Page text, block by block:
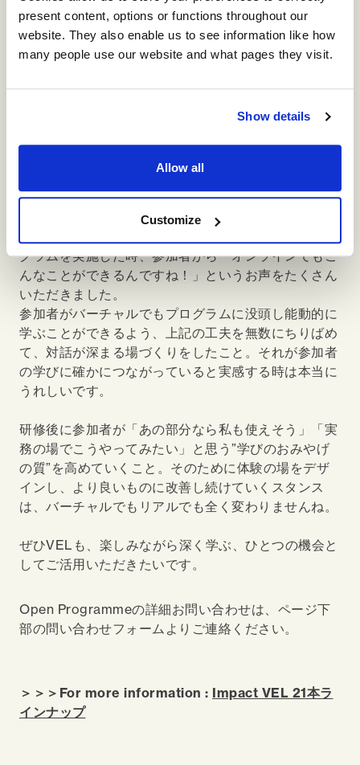
present content, options or functions throughout our
website. They also enable us to see information like how
many people use our website and what pages they visit.
Show details
Allow all
Customize
でもZoomから離脱してしまうと、上記設計が当初予
定通りにならないことも。
そのため臨機応変なリカバリー対応も求められます。
従来のF2Fと比べて、VELは倍以上かかるといっても
ここまでこだわる理由。それは、
って、何よりも大事だと考えているからです。
グラムを実施した時、参加者から「オンラインでもこ
んなことができるんですね！」というお声をたくさん
いただきました。
参加者がバーチャルでもプログラムに没頭し能動的に
学ぶことができるよう、上記の工夫を無数にちりばめ
て、対話が深まる場づくりをしたこと。それが参加者
の学びに確かにつながっていると実感する時は本当に
うれしいです。
研修後に参加者が「あの部分なら私も使えそう」「実
務の場でこうやってみたい」と思う”学びのおみやげ
の質”を高めていくこと。そのために体験の場をデザ
インし、より良いものに改善し続けていくスタンス
は、バーチャルでもリアルでも全く変わりませんね。
ぜひVELも、楽しみながら深く学ぶ、ひとつの機会と
してご活用いただきたいです。
Open Programmeの詳細お問い合わせは、ページ下
部の問い合わせフォームよりご連絡ください。
＞＞＞For more information : Impact VEL 21本ラ
インナップ